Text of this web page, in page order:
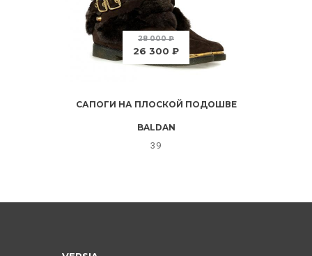
28 000 ₽
26 300 ₽
САПОГИ НА ПЛОСКОЙ ПОДОШВЕ
BALDAN
39